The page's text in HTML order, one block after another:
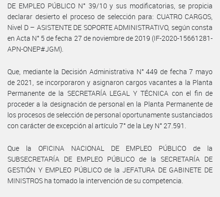
DE EMPLEO PÚBLICO N° 39/10 y sus modificatorias, se propicia
declarar desierto el proceso de selección para: CUATRO CARGOS,
Nivel D – ASISTENTE DE SOPORTE ADMINISTRATIVO, según consta
en Acta N° 5 de fecha 27 de noviembre de 2019 (IF-2020-15661281-
APN-ONEP#JGM).
Que, mediante la Decisión Administrativa N° 449 de fecha 7 mayo
de 2021, se incorporaron y asignaron cargos vacantes a la Planta
Permanente de la SECRETARÍA LEGAL Y TÉCNICA con el fin de
proceder a la designación de personal en la Planta Permanente de
los procesos de selección de personal oportunamente sustanciados
con carácter de excepción al artículo 7° de la Ley N° 27.591.
Que la OFICINA NACIONAL DE EMPLEO PÚBLICO de la
SUBSECRETARÍA DE EMPLEO PÚBLICO de la SECRETARÍA DE
GESTIÓN Y EMPLEO PÚBLICO de la JEFATURA DE GABINETE DE
MINISTROS ha tomado la intervención de su competencia.